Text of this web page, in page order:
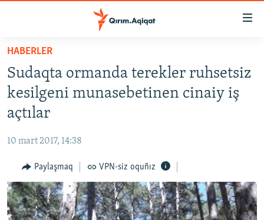
Esas
qaytmaq
Baş
navigatsiyağa
qaytmaq
Qıdıruvğa
HABERLER
SİYASET
İQTİSADİYAT
MEDENİYET
İNSAN AQLARI
VİDEO
SÜRET
HABERLER
Sudaqta ormanda terekler ruhsetsiz
kesilgeni munasebetinen cinaiy iş
açtılar
10 mart 2017, 14:38
Paylaşmaq VPN-siz oquñız